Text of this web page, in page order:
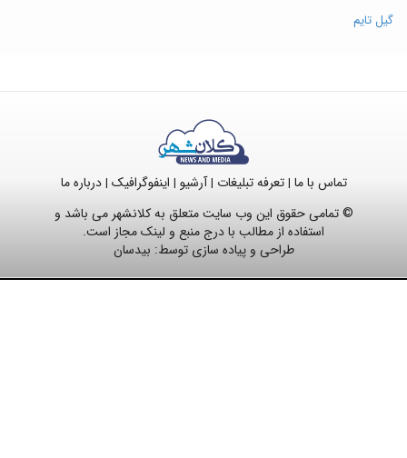
گیل تایم
تماس با ما |تعرفه تبلیغات |آرشیو | اینفوگرافیک |درباره ما
© تمامی حقوق این وب سایت متعلق به کلانشهر می باشد و
استفاده از مطالب با درج منبع و لینک مجاز است.
طراحی و پیاده سازی توسط: بیدسان